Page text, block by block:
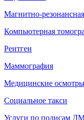
Магнитно-
Компьютерная
Рентген
Маммография
Медицинские
Социальное такси
Услуги по полисам